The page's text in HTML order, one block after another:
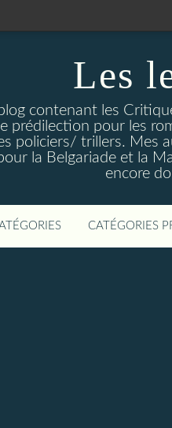
Les
contenant les
prédilection pour les
policiers/ trillers. Mes
la Belgariade et la
encore
CATÉGORIES